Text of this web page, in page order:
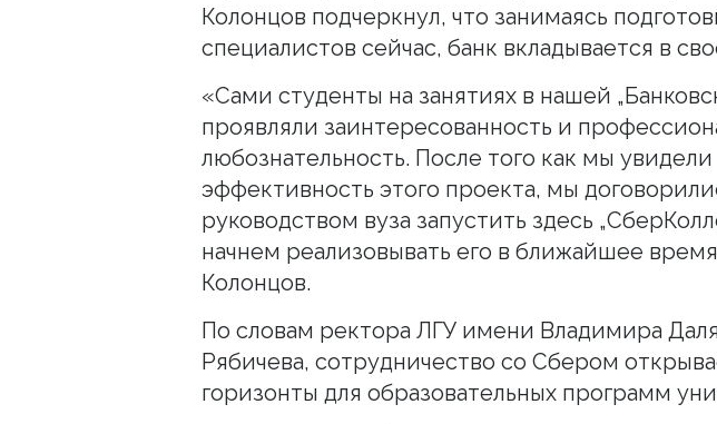
Колонцов подчеркнул, что занимаясь
специалистов сейчас, банк вкладывается в
«Сами студенты на занятиях в нашей
проявляли заинтересованность и
любознательность. После того как мы увидели
эффективность этого проекта, мы
руководством вуза запустить здесь
начнем реализовывать его в ближайшее
Колонцов.
По словам ректора ЛГУ имени Владимира
Рябичева, сотрудничество со Сбером
горизонты для образовательных программ